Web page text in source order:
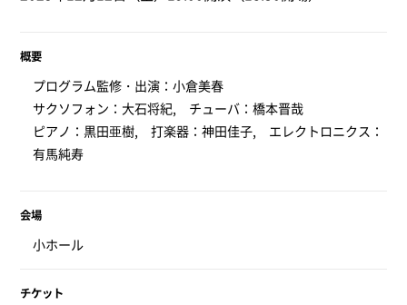
概要
プログラム監修・出演：小倉美春
サクソフォン：大石将紀, チューバ：橋本晋哉
ピアノ：黒田亜樹, 打楽器：神田佳子, エレクトロニクス：
有馬純寿
会場
小ホール
チケット